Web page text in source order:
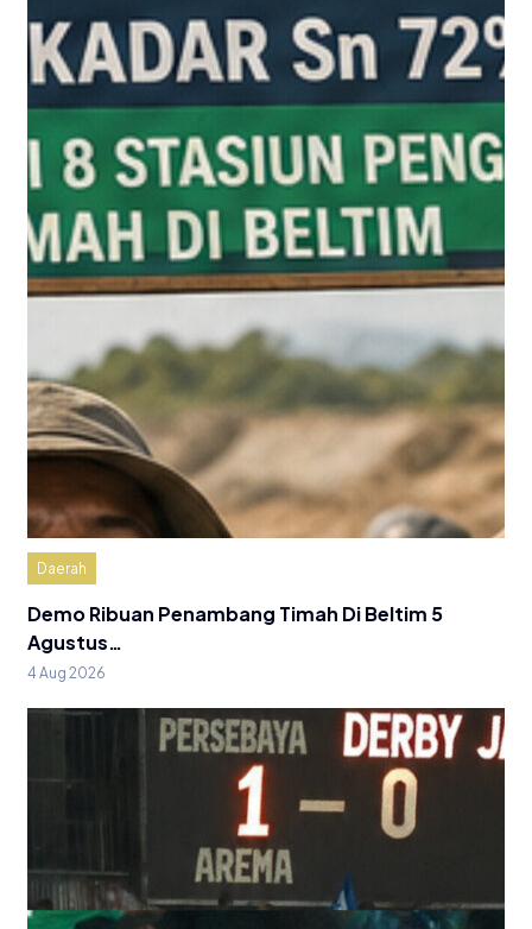
Daerah
Demo Ribuan Penambang Timah Di Beltim 5
Agustus…
4 Aug 2026